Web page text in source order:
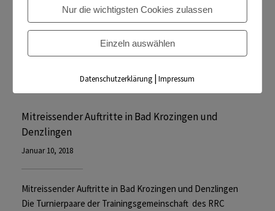
Mitreissender Auftritte in Bad Krozingen und
Denzlingen
Januar 10, 2018
Mitreissender Auftritte in Bad Krozingen und Denzlingen
Die Turnierpaare der Trainingsgemeinschaft des RRC
Nur die wichtigsten Cookies zulassen
Einzeln auswählen
Datenschutzerklärung |Impressum